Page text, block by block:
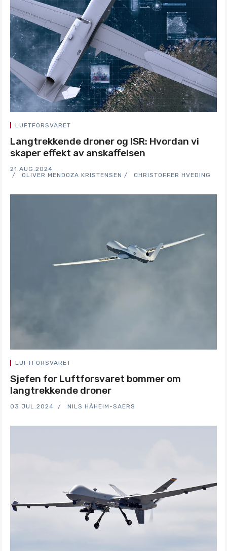
LUFTFORSVARET
Langtrekkende droner og ISR: Hvordan vi
skaper effekt av anskaffelsen
21.AUG.2024
OLIVER MENDOZA KRISTENSEN
CHRISTOFFER HVEDING
LUFTFORSVARET
Sjefen for Luftforsvaret bommer om
langtrekkende droner
03.JUL.2024 NILS HÅHEIM-SAERS